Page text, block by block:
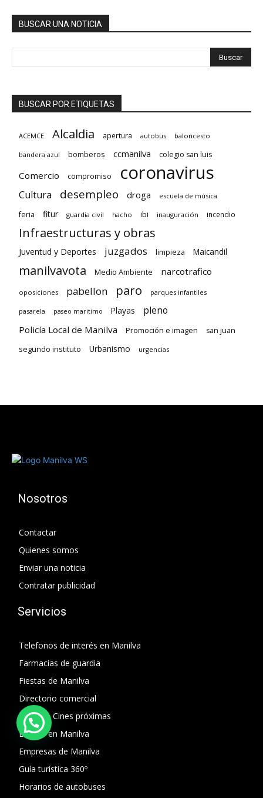
BUSCAR UNA NOTICIA
BUSCAR POR ETIQUETAS
ACEMCE Alcaldia apertura autobus baloncesto
bandera azul bomberos ccmanilva colegio san luis
Comercio compromiso coronavirus
Cultura desempleo droga escuela de música
feria fitur guardia civil hacho ibi inauguración incendio
Infraestructuras y obras
Juventud y Deportes juzgados limpieza Maicandil
manilvavota Medio Ambiente narcotrafico
oposiciones pabellon paro parques infantiles
pasarela paseo maritimo Playas pleno
Policía Local de Manilva Promoción e imagen san juan
segundo instituto Urbanismo urgencias
Nosotros
Contactar
Quienes somos
Enviar una noticia
Contratar publicidad
Servicios
Telefonos de interés en Manilva
Farmacias de guardia
Fiestas de Manilva
Directorio comercial
Salas de Cines próximas
El Paro en Manilva
Empresas de Manilva
Guía turística 360º
Horarios de autobuses